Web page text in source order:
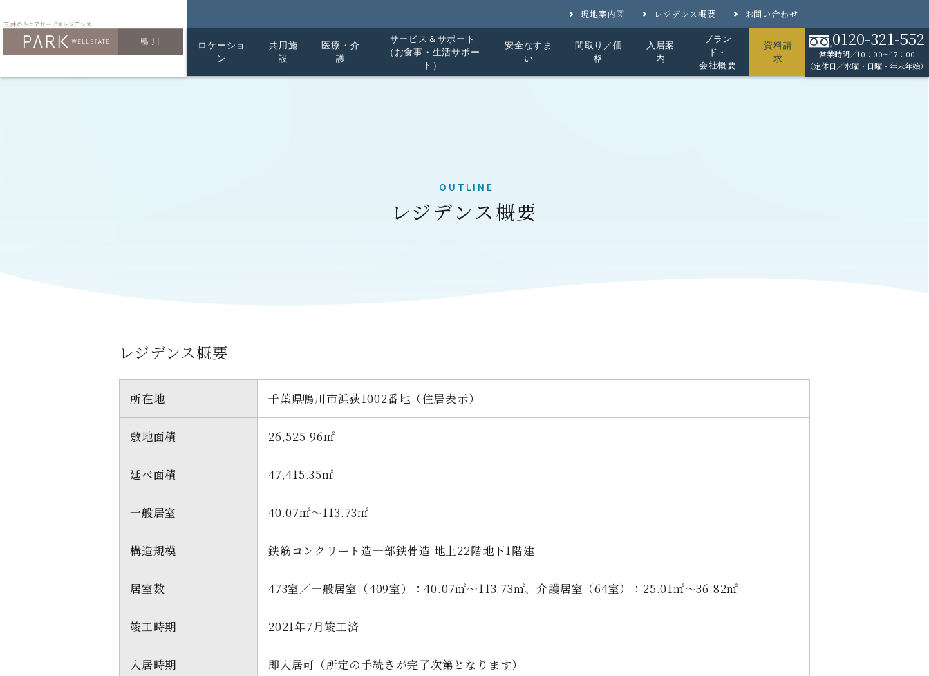
現地案内図 レジデンス概要 お問い合わせ
ロケーショ
ン
共用施
設
医療・介
護
サービス＆サポート
（お食事・生活サポー
ト）
安全なすま
い
間取り／価
格
入居案
内
ブラン
ド・
会社概要
資料請
求
0120-321-552
営業時間／10：00〜17：00
（定休日／水曜・日曜・年末年始）
OUTLINE
レジデンス概要
レジデンス概要
所在地 千葉県鴨川市浜荻1002番地（住居表示）
敷地面積 26,525.96㎡
延べ面積 47,415.35㎡
一般居室 40.07㎡～113.73㎡
構造規模 鉄筋コンクリート造一部鉄骨造 地上22階地下1階建
居室数 473室／一般居室（409室）：40.07㎡〜113.73㎡、介護居室（64室）：25.01㎡〜36.82㎡
竣工時期 2021年7月竣工済
入居時期 即入居可（所定の手続きが完了次第となります）